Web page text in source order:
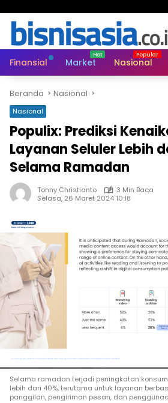
Finansial Market Nasional
Beranda Nasional
Nasional
Populix: Prediksi
Layanan Seluler Lebih
Selama Ramadan
Tonny Christianto
3 Min Baca
Selasa, 26 Maret 2024 10:18
Selama ramadan terjadi peningkatan
lebih dari 40%, terutama untuk layanan
panggilan, pengiriman pesan, dan